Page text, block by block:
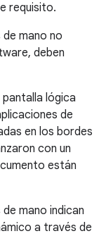
requisito.
mano no
deben
pantalla lógica
de
en los bordes
con un
están
mano indican
a través de